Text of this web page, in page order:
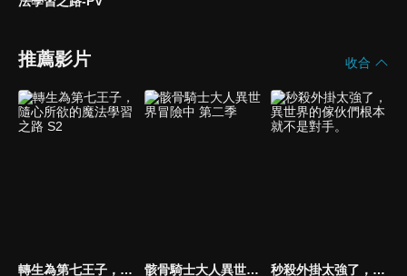
推薦影片 收合
轉生為第七王子，隨心所欲的魔法學習之路 S2 骸骨騎士大人異世界冒險中 第二季 秒殺外掛太強了，異世界的傢伙們根本就不是對手。